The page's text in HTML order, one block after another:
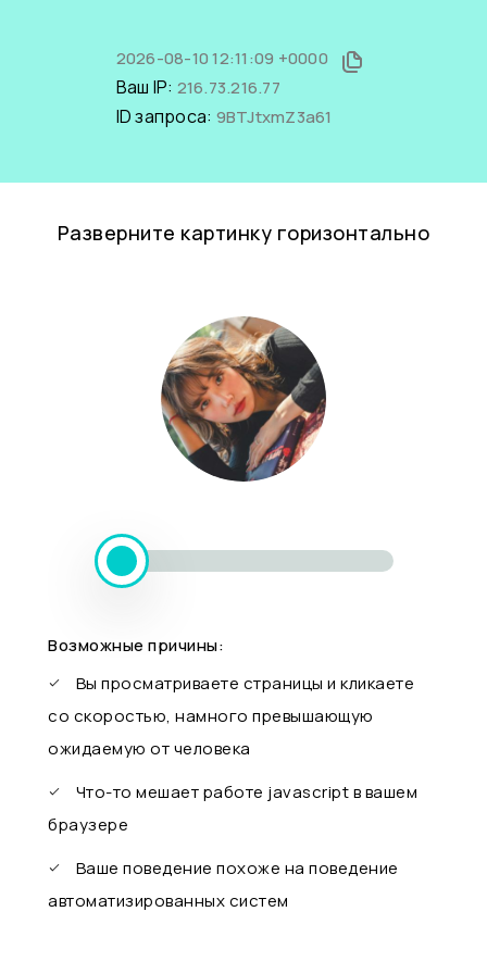
2026-08-10 12:11:09 +0000
Ваш IP: 216.73.216.77
ID запроса: 9BTJtxmZ3a61
Разверните картинку горизонтально
Возможные причины:
Вы просматриваете страницы и кликаете
со скоростью, намного превышающую
ожидаемую от человека
Что-то мешает работе javascript в вашем
браузере
Ваше поведение похоже на поведение
автоматизированных систем